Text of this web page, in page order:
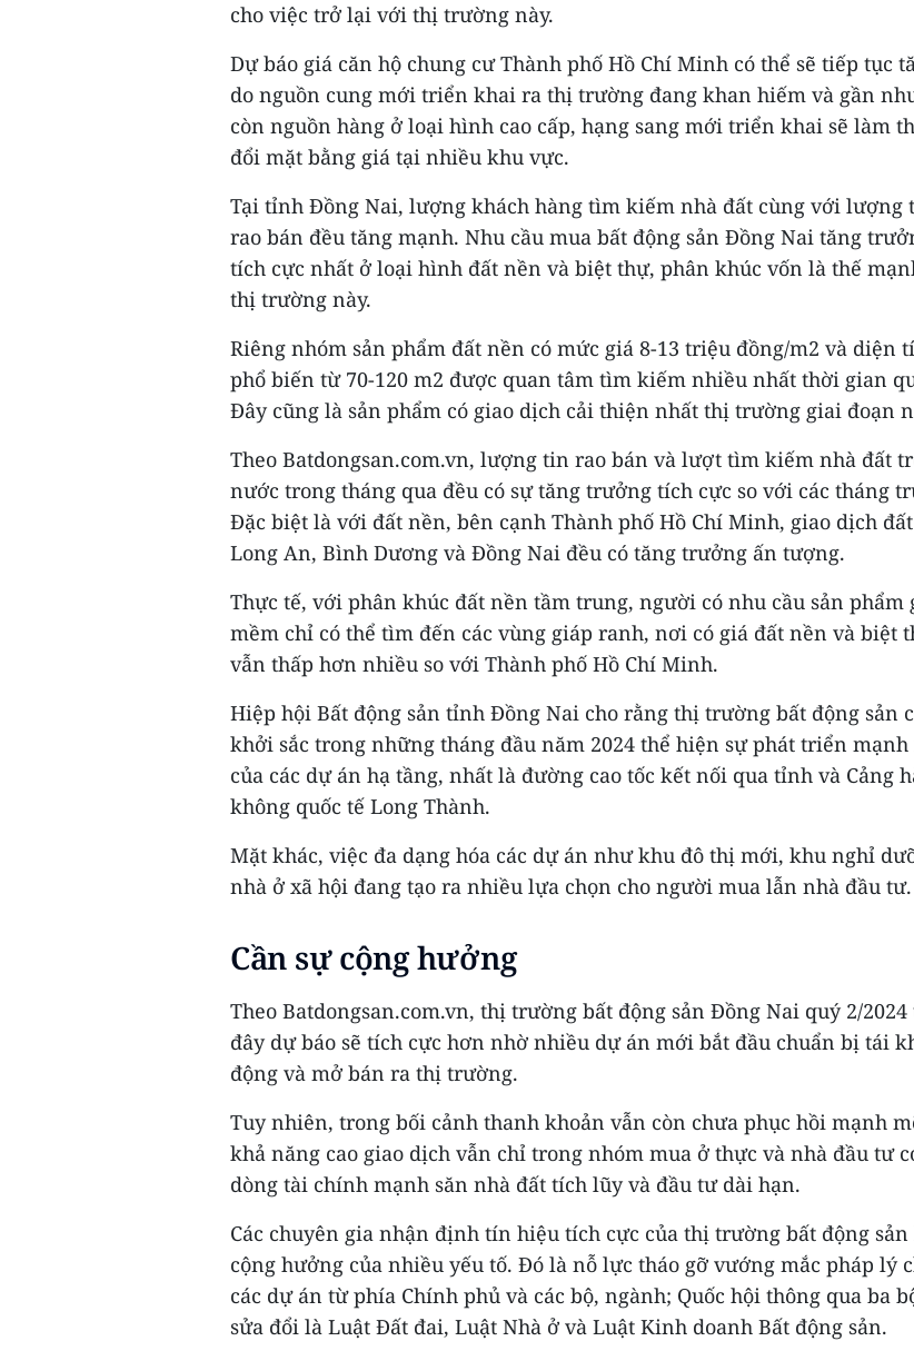
cho việc trở lại với thị trường này.
Dự báo giá căn hộ chung cư Thành phố Hồ Chí Minh có thể sẽ tiếp tục
do nguồn cung mới triển khai ra thị trường đang khan hiếm và gần
còn nguồn hàng ở loại hình cao cấp, hạng sang mới triển khai sẽ làm
đổi mặt bằng giá tại nhiều khu vực.
Tại tỉnh Đồng Nai, lượng khách hàng tìm kiếm nhà đất cùng với lượng
rao bán đều tăng mạnh. Nhu cầu mua bất động sản Đồng Nai tăng
tích cực nhất ở loại hình đất nền và biệt thự, phân khúc vốn là thế
thị trường này.
Riêng nhóm sản phẩm đất nền có mức giá 8-13 triệu đồng/m2 và diện
phổ biến từ 70-120 m2 được quan tâm tìm kiếm nhiều nhất thời gian
Đây cũng là sản phẩm có giao dịch cải thiện nhất thị trường giai đoạn
Theo Batdongsan.com.vn, lượng tin rao bán và lượt tìm kiếm nhà đất
nước trong tháng qua đều có sự tăng trưởng tích cực so với các tháng
Đặc biệt là với đất nền, bên cạnh Thành phố Hồ Chí Minh, giao dịch
Long An, Bình Dương và Đồng Nai đều có tăng trưởng ấn tượng.
Thực tế, với phân khúc đất nền tầm trung, người có nhu cầu sản phẩm
mềm chỉ có thể tìm đến các vùng giáp ranh, nơi có giá đất nền và biệt
vẫn thấp hơn nhiều so với Thành phố Hồ Chí Minh.
Hiệp hội Bất động sản tỉnh Đồng Nai cho rằng thị trường bất động sản
khởi sắc trong những tháng đầu năm 2024 thể hiện sự phát triển mạnh
của các dự án hạ tầng, nhất là đường cao tốc kết nối qua tỉnh và Cảng
không quốc tế Long Thành.
Mặt khác, việc đa dạng hóa các dự án như khu đô thị mới, khu nghỉ
nhà ở xã hội đang tạo ra nhiều lựa chọn cho người mua lẫn nhà đầu tư.
Cần sự cộng hưởng
Theo Batdongsan.com.vn, thị trường bất động sản Đồng Nai quý 2/
đây dự báo sẽ tích cực hơn nhờ nhiều dự án mới bắt đầu chuẩn bị tái
động và mở bán ra thị trường.
Tuy nhiên, trong bối cảnh thanh khoản vẫn còn chưa phục hồi mạnh
khả năng cao giao dịch vẫn chỉ trong nhóm mua ở thực và nhà đầu tư
dòng tài chính mạnh săn nhà đất tích lũy và đầu tư dài hạn.
Các chuyên gia nhận định tín hiệu tích cực của thị trường bất động sản
cộng hưởng của nhiều yếu tố. Đó là nỗ lực tháo gỡ vướng mắc pháp lý
các dự án từ phía Chính phủ và các bộ, ngành; Quốc hội thông qua ba
sửa đổi là Luật Đất đai, Luật Nhà ở và Luật Kinh doanh Bất động sản.